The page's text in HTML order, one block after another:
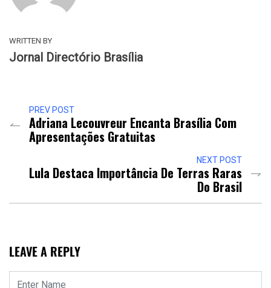
WRITTEN BY
Jornal Directório Brasília
PREV POST
Adriana Lecouvreur Encanta Brasília Com
Apresentações Gratuitas
NEXT POST
Lula Destaca Importância De Terras Raras
Do Brasil
LEAVE A REPLY